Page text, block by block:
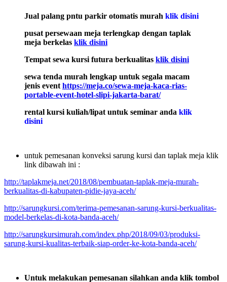
Jual palang pntu parkir otomatis murah klik disini
pusat persewaan meja terlengkap dengan taplak
meja berkelas klik disini
Tempat sewa kursi futura berkualitas klik disini
sewa tenda murah lengkap untuk segala macam
jenis event https://meja.co/sewa-meja-kaca-rias-
portable-event-hotel-slipi-jakarta-barat/
rental kursi kuliah/lipat untuk seminar anda klik
disini
untuk pemesanan konveksi sarung kursi dan taplak meja klik
link dibawah ini :
http://taplakmeja.net/2018/08/pembuatan-taplak-meja-murah-
berkualitas-di-kabupaten-pidie-jaya-aceh/
http://sarungkursi.com/terima-pemesanan-sarung-kursi-berkualitas-
model-berkelas-di-kota-banda-aceh/
http://sarungkursimurah.com/index.php/2018/09/03/produksi-
sarung-kursi-kualitas-terbaik-siap-order-ke-kota-banda-aceh/
Untuk melakukan pemesanan silahkan anda klik tombol